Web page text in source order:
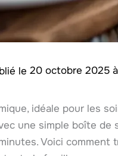
20 octobre 2025
idéale pour les
une simple boîte de
Voici comment